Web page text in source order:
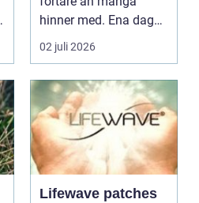
hinner med. Ena dagen
ryms hela foten i...
02 juli 2026
Lifewave patches